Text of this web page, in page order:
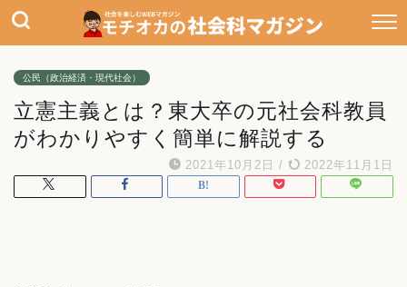
公民（政治経済・現代社会）
立憲主義とは？東大卒の元社会科教員
がわかりやすく簡単に解説する
2021年10月2日 / 2022年11月1日